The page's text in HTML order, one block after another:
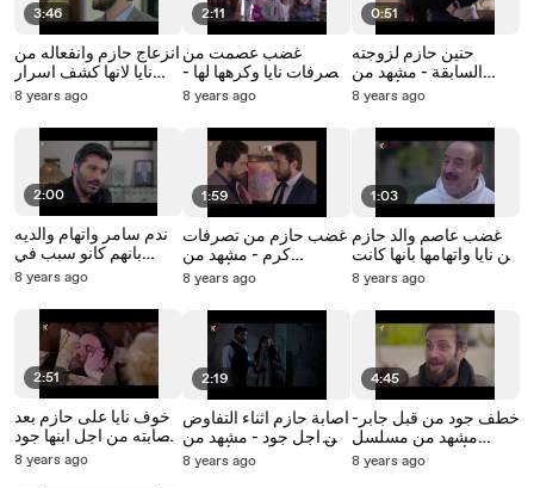
3:46
انزعاج حازم وانفعاله من
نايا لانها كشف اسرار
زوجته السابقة ريم-
8 years ago
2:00
ندم سامر واتهام والديه
بانهم كانو سبب في
ضياعه - مشهد من
الحلقة 20
8 years ago
2:51
خوف نايا على حازم بعد
اصابته من اجل ابنها جود
- مشهد من مسلسل
8 years ago
2:11
غضب عصمت من
تصرفات نايا وكرهها لها -
مشهد من مسلسل
8 years ago
1:59
غضب حازم من تصرفات
كرم - مشهد من
مسلسل فرصة أخيرة -
8 years ago
2:19
اصابة حازم اثناء التفاوض
من اجل جود - مشهد من
مسلسل فرصة أخيرة -
8 years ago
0:51
حنين حازم لزوجته
السابقة - مشهد من
مسلسل فرصة أخيرة -
8 years ago
1:03
غضب عاصم والد حازم
من نايا واتهامها بانها كانت
السب باصابة حازم -
8 years ago
4:45
خطف جود من قبل جابر-
مشهد من مسلسل
فرصة أخيرة - الحلقة 15
8 years ago